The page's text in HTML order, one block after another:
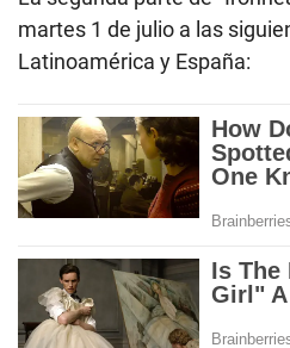
martes 1 de julio a las
Latinoamérica y España: